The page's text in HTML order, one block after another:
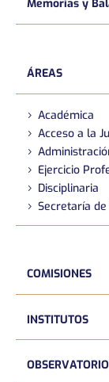
Memorias y
ÁREAS
Académica
Acceso a la
Ejercicio
Disciplinaria
Secretaría
COMISIONES
INSTITUTOS